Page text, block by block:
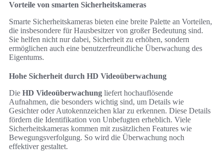
Vorteile von smarten Sicherheitskameras
Smarte Sicherheitskameras bieten eine breite Palette an Vorteilen,
die insbesondere für Hausbesitzer von großer Bedeutung sind.
Sie helfen nicht nur dabei, Sicherheit zu erhöhen, sondern
ermöglichen auch eine benutzerfreundliche Überwachung des
Eigentums.
Hohe Sicherheit durch HD Videoüberwachung
Die HD Videoüberwachung liefert hochauflösende
Aufnahmen, die besonders wichtig sind, um Details wie
Gesichter oder Autokennzeichen klar zu erkennen. Diese Details
fördern die Identifikation von Unbefugten erheblich. Viele
Sicherheitskameras kommen mit zusätzlichen Features wie
Bewegungsverfolgung. So wird die Überwachung noch
effektiver gestaltet.